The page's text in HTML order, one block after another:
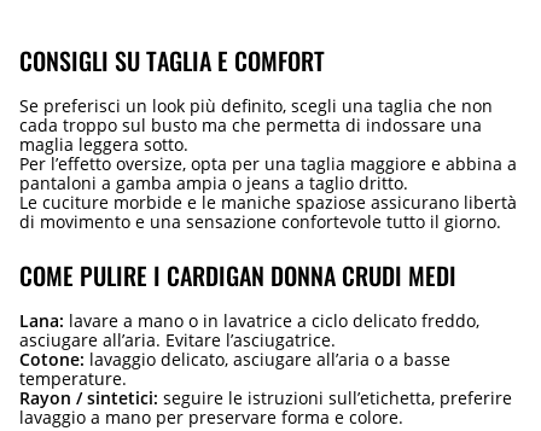
CONSIGLI SU TAGLIA E COMFORT
Se preferisci un look più definito, scegli una taglia che non
cada troppo sul busto ma che permetta di indossare una
maglia leggera sotto.
Per l’effetto oversize, opta per una taglia maggiore e abbina a
pantaloni a gamba ampia o jeans a taglio dritto.
Le cuciture morbide e le maniche spaziose assicurano libertà
di movimento e una sensazione confortevole tutto il giorno.
COME PULIRE I CARDIGAN DONNA CRUDI MEDI
Lana: lavare a mano o in lavatrice a ciclo delicato freddo,
asciugare all’aria. Evitare l’asciugatrice.
Cotone: lavaggio delicato, asciugare all’aria o a basse
temperature.
Rayon / sintetici: seguire le istruzioni sull’etichetta, preferire
lavaggio a mano per preservare forma e colore.